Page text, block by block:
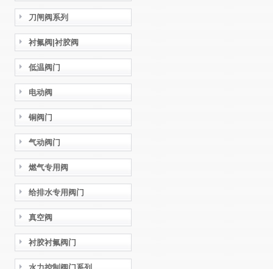
刀闸阀系列
衬氟阀|衬胶阀
低温阀门
电动阀
铜阀门
气动阀门
燃气专用阀
给排水专用阀门
真空阀
衬胶衬氟阀门